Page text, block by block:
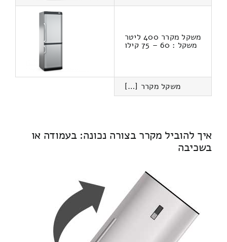
משקל מקרר 400 ליטר
משקל : 60 – 75 קילו
משקל מקרר […]
איך להוביל מקרר בצורה נכונה: בעמודה או
בשכיבה